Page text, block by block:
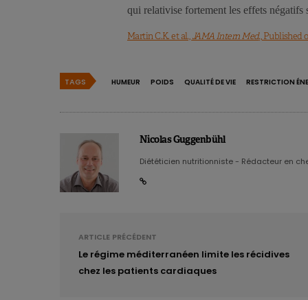
qui relativise fortement les effets négatifs
Martin C.K. et al.,JAMA Intern Med., Published
TAGS HUMEUR POIDS QUALITÉ DE VIE RESTRICTION
Nicolas Guggenbühl
Diététicien nutritionniste - Rédacteur en
ARTICLE PRÉCÉDENT
Le régime méditerranéen limite les récidives
chez les patients cardiaques